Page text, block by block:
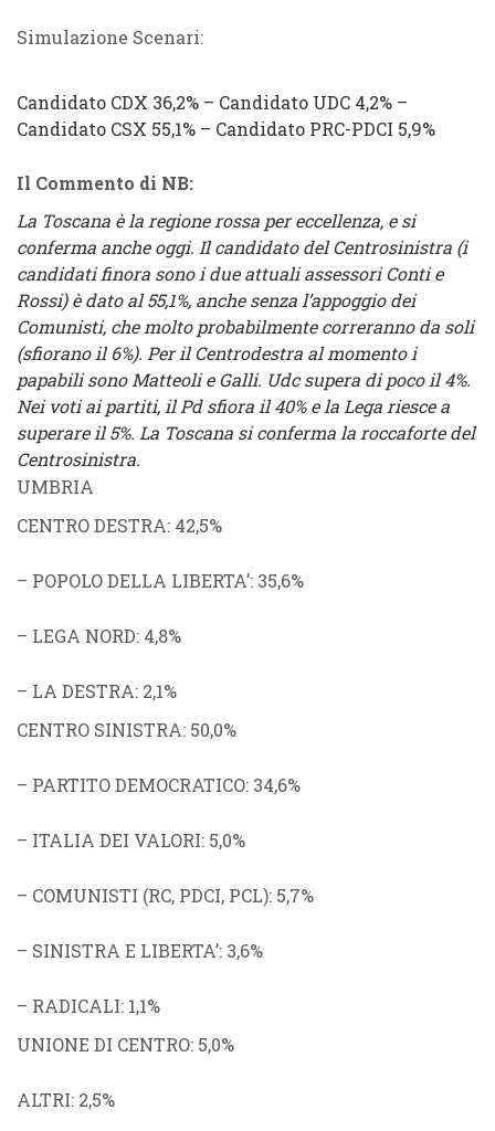
Simulazione Scenari:
Candidato CDX 36,2% – Candidato UDC 4,2% –
Candidato CSX 55,1% – Candidato PRC-PDCI 5,9%
Il Commento di NB:
La Toscana è la regione rossa per eccellenza, e si
conferma anche oggi. Il candidato del Centrosinistra (i
candidati finora sono i due attuali assessori Conti e
Rossi) è dato al 55,1%, anche senza l’appoggio dei
Comunisti, che molto probabilmente correranno da soli
(sfiorano il 6%). Per il Centrodestra al momento i
papabili sono Matteoli e Galli. Udc supera di poco il 4%.
Nei voti ai partiti, il Pd sfiora il 40% e la Lega riesce a
superare il 5%. La Toscana si conferma la roccaforte del
Centrosinistra.
UMBRIA
CENTRO DESTRA: 42,5%
– POPOLO DELLA LIBERTA’: 35,6%
– LEGA NORD: 4,8%
– LA DESTRA: 2,1%
CENTRO SINISTRA: 50,0%
– PARTITO DEMOCRATICO: 34,6%
– ITALIA DEI VALORI: 5,0%
– COMUNISTI (RC, PDCI, PCL): 5,7%
– SINISTRA E LIBERTA’: 3,6%
– RADICALI: 1,1%
UNIONE DI CENTRO: 5,0%
ALTRI: 2,5%